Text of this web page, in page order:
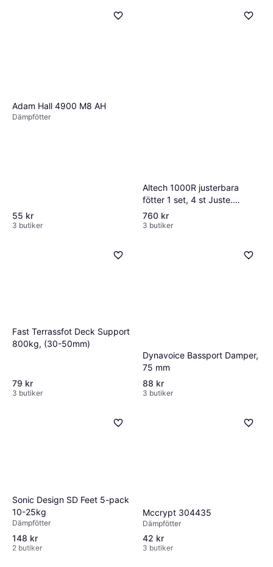
Adam Hall 4900 M8 AH
Dämpfötter
55 kr
3 butiker
Altech 1000R justerbara
fötter 1 set, 4 st Juste.
[Levering: 1-2 dage.]
760 kr
3 butiker
Fast Terrassfot Deck Support
800kg, (30-50mm)
79 kr
3 butiker
Dynavoice Bassport Damper,
75 mm
88 kr
3 butiker
Sonic Design SD Feet 5-pack
10-25kg
Dämpfötter
148 kr
2 butiker
Mccrypt 304435
Dämpfötter
42 kr
3 butiker